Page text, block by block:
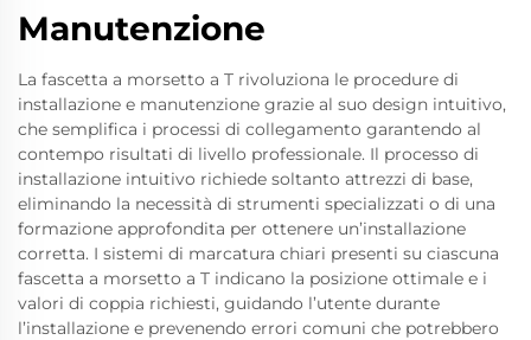
Manutenzione
La fascetta a morsetto a T rivoluziona le procedure di
installazione e manutenzione grazie al suo design intuitivo,
che semplifica i processi di collegamento garantendo al
contempo risultati di livello professionale. Il processo di
installazione intuitivo richiede soltanto attrezzi di base,
eliminando la necessità di strumenti specializzati o di una
formazione approfondita per ottenere un’installazione
corretta. I sistemi di marcatura chiari presenti su ciascuna
fascetta a morsetto a T indicano la posizione ottimale e i
valori di coppia richiesti, guidando l’utente durante
l’installazione e prevenendo errori comuni che potrebbero